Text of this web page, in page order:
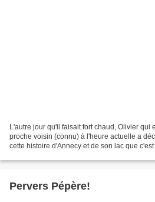
L'autre jour qu'il faisait fort chaud, Olivier qui
proche voisin (connu) à l'heure actuelle a
cette histoire d'Annecy et de son lac que
Pervers Pépère!